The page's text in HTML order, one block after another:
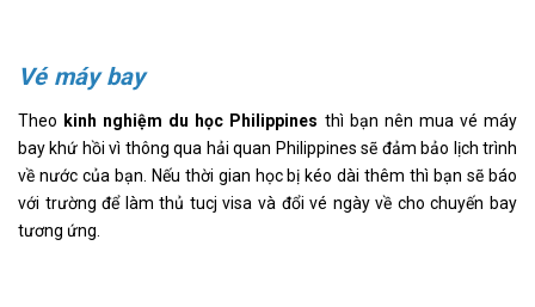
Vé máy bay
Theo kinh nghiệm du học Philippines thì bạn nên mua vé máy
bay khứ hồi vì thông qua hải quan Philippines sẽ đảm bảo lịch trình
về nước của bạn. Nếu thời gian học bị kéo dài thêm thì bạn sẽ báo
với trường để làm thủ tucj visa và đổi vé ngày về cho chuyến bay
tương ứng.